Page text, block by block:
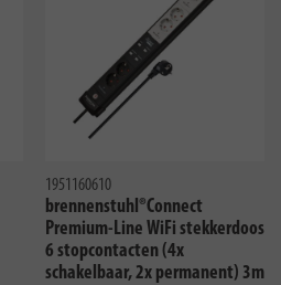
1951160610
brennenstuhl®Connect
Premium-Line WiFi stekkerdoos
6 stopcontacten (4x
schakelbaar, 2x permanent) 3m